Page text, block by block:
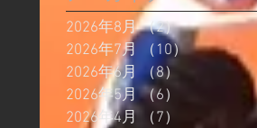
2026年8月 （2）2件の記事
2026年7月
（10）10件の記事
2026年6月 （8）
8件の記事
2026年5月 （6）
2026年4月
（7）